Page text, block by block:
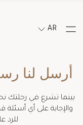
AR
أرسل لنا
بينما تشرع في رحلتك
والإجابة على أي
للرد